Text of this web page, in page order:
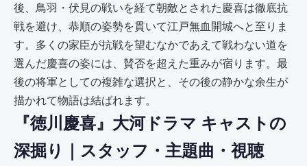
後、鳥羽・伏見の戦いを経て朝敵とされた慶喜は徹底抗
戦を避け、恭順の姿勢を貫いて江戸無血開城へと至りま
す。多くの家臣が抗戦を望むなかであえて戦わない道を
選んだ慶喜の姿には、賛否を超えた重みが宿ります。最
後の将軍としての複雑な選択と、その後の静かな余生が
描かれて物語は結ばれます。
『徳川慶喜』大河ドラマ キャストの
深掘り｜スタッフ・主題曲・視聴